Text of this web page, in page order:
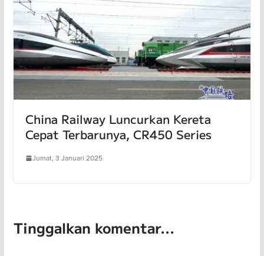
China Railway Luncurkan Kereta
Cepat Terbarunya, CR450 Series
Jumat, 3 Januari 2025
Tinggalkan komentar...